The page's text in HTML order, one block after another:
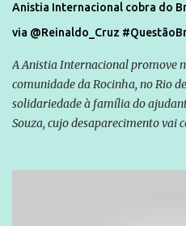
Anistia Internacional cobra do
via @Reinaldo_Cruz
A Anistia Internacional promove
comunidade da Rocinha, no Rio
solidariedade à família do
Souza, cujo desaparecimento vai